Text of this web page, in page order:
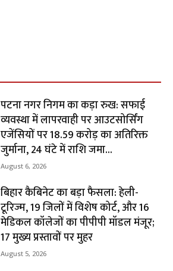
पटना नगर निगम का कड़ा रुख: सफाई
व्यवस्था में लापरवाही पर आउटसोर्सिंग
एजेंसियों पर ₹18.59 करोड़ का अतिरिक्त
जुर्माना, 24 घंटे में राशि जमा...
August 6, 2026
बिहार कैबिनेट का बड़ा फैसला: हेली-
टूरिज्म, 19 जिलों में विशेष कोर्ट, और 16
मेडिकल कॉलेजों का पीपीपी मॉडल मंजूर;
17 मुख्य प्रस्तावों पर मुहर
August 5, 2026